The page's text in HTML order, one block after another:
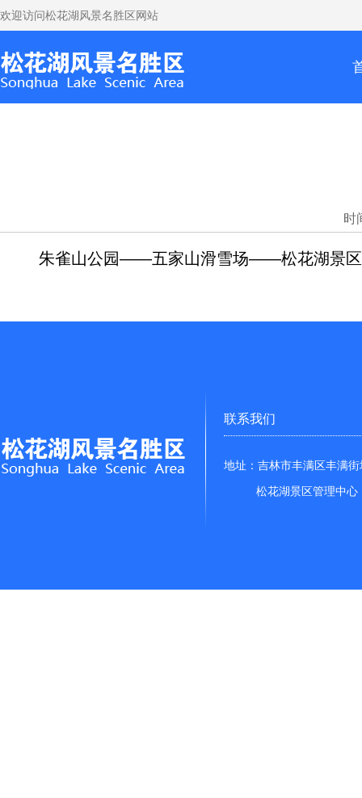
欢迎访问松花湖风景名胜区网站
时
朱雀山公园——五家山滑雪场——松花湖景
联系我们
地址：吉林市丰满区丰满
松花湖景区管理中心